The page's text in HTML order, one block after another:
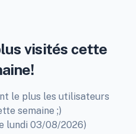
visités cette
le plus les utilisateurs
semaine ;)
lundi 03/08/2026)